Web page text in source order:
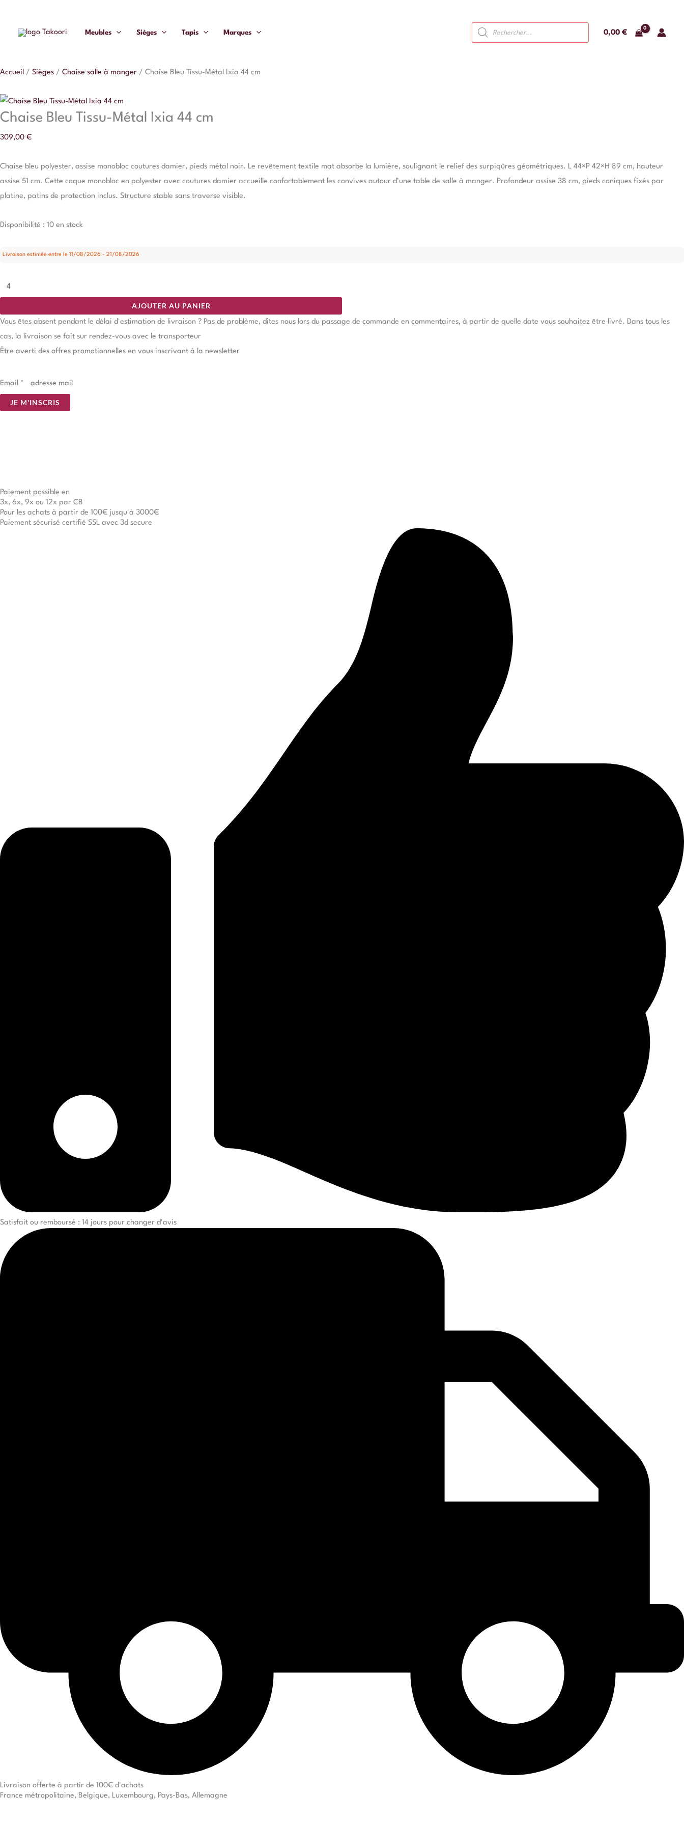
contenu
Meubles Sièges Tapis Marques
Recherche
de
produits
0,00 €
Accueil / Sièges / Chaise salle à manger / Chaise Bleu Tissu-Métal Ixia 44 cm
Chaise Bleu Tissu-Métal Ixia 44 cm
309,00 €
Chaise bleu polyester, assise monobloc coutures damier, pieds métal noir. Le revêtement textile mat absorbe la lumière, soulignant le relief des surpiqûres géométriques. L 44×P 42×H 89 cm, hauteur
assise 51 cm. Cette coque monobloc en polyester avec coutures damier accueille confortablement les convives autour d’une table de salle à manger. Profondeur assise 38 cm, pieds coniques fixés par
platine, patins de protection inclus. Structure stable sans traverse visible.
Disponibilité : 10 en stock
Livraison estimée entre le 11/08/2026 - 21/08/2026
Chaise
Ixia
44
AJOUTER AU PANIER
Vous êtes absent pendant le délai d'estimation de livraison ? Pas de problème, dites nous lors du passage de commande en commentaires, à partir de quelle date vous souhaitez être livré. Dans tous les
cas, la livraison se fait sur rendez-vous avec le transporteur
Être averti des offres promotionnelles en vous inscrivant à la newsletter
Email *
JE M'INSCRIS
Paiement possible en
3x, 6x, 9x ou 12x par CB
Pour les achats à partir de 100€ jusqu'à 3000€
Paiement sécurisé certifié SSL avec 3d secure
Satisfait ou remboursé : 14 jours pour changer d'avis
Livraison offerte à partir de 100€ d'achats
France métropolitaine, Belgique, Luxembourg, Pays-Bas, Allemagne